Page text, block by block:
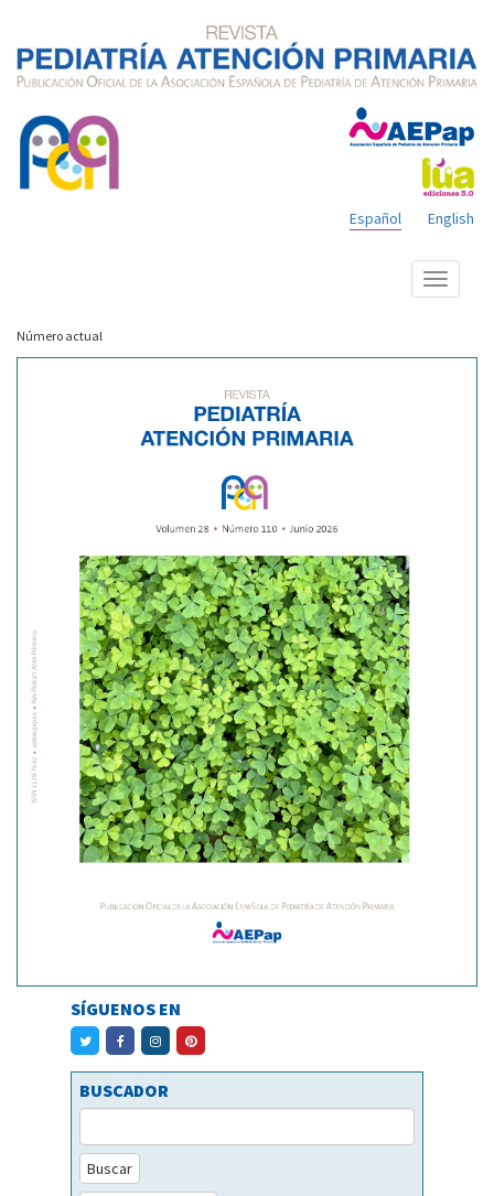
English
Español
Mostrar
menú
Número actual
SÍGUENOS EN
BUSCADOR
Buscar